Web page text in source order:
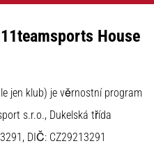
House
jen klub) je věrnostní program
s.r.o., Dukelská třída
DIČ: CZ29213291